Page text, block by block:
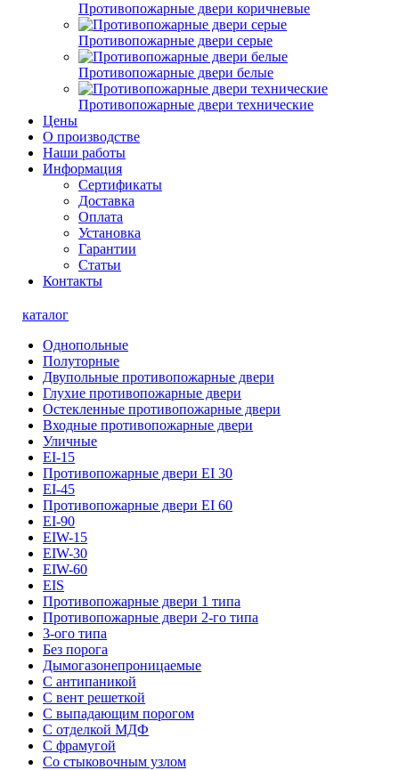
Противопожарные двери коричневые
Противопожарные двери серые
Противопожарные двери белые
Противопожарные двери технические
Цены
О производстве
Наши работы
Информация
Сертификаты
Доставка
Оплата
Установка
Гарантии
Статьи
Контакты
каталог
Однопольные
Полуторные
Двупольные противопожарные двери
Глухие противопожарные двери
Остекленные противопожарные двери
Входные противопожарные двери
Уличные
EI-15
Противопожарные двери EI 30
EI-45
Противопожарные двери EI 60
EI-90
EIW-15
EIW-30
EIW-60
EIS
Противопожарные двери 1 типа
Противопожарные двери 2-го типа
3-ого типа
Без порога
Дымогазонепроницаемые
С антипаникой
С вент решеткой
С выпадающим порогом
С отделкой МДФ
С фрамугой
Со стыковочным узлом